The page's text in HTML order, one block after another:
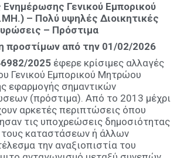
Γενικού Εμπορικού
– Πολύ υψηλές Διοικητικές
– Πρόστιμα
προστίμων από την 01/02/2026
2025 έφερε κρίσιμες αλλαγές
Γενικού Εμπορικού Μητρώου
εφαρμογής σημαντικών
(πρόστιμα). Από το 2013 μέχρι
αρκετές περιπτώσεις όπου
τις υποχρεώσεις δημοσιότητας
τους καταστάσεων ή άλλων
την αναξιοπιστία του